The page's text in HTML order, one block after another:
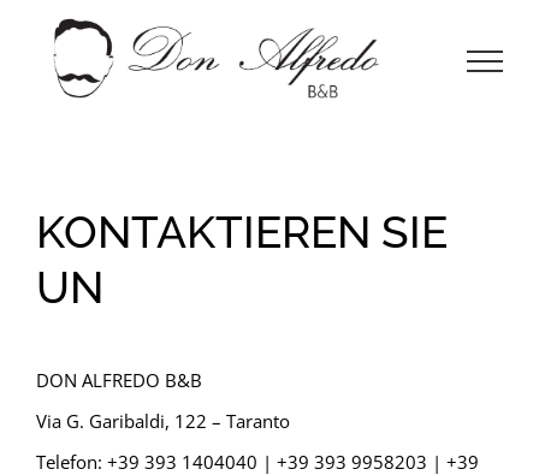
KONTAKTIEREN SIE
UN
DON ALFREDO B&B
Via G. Garibaldi, 122 – Taranto
Telefon: +39 393 1404040 | +39 393 9958203 | +39